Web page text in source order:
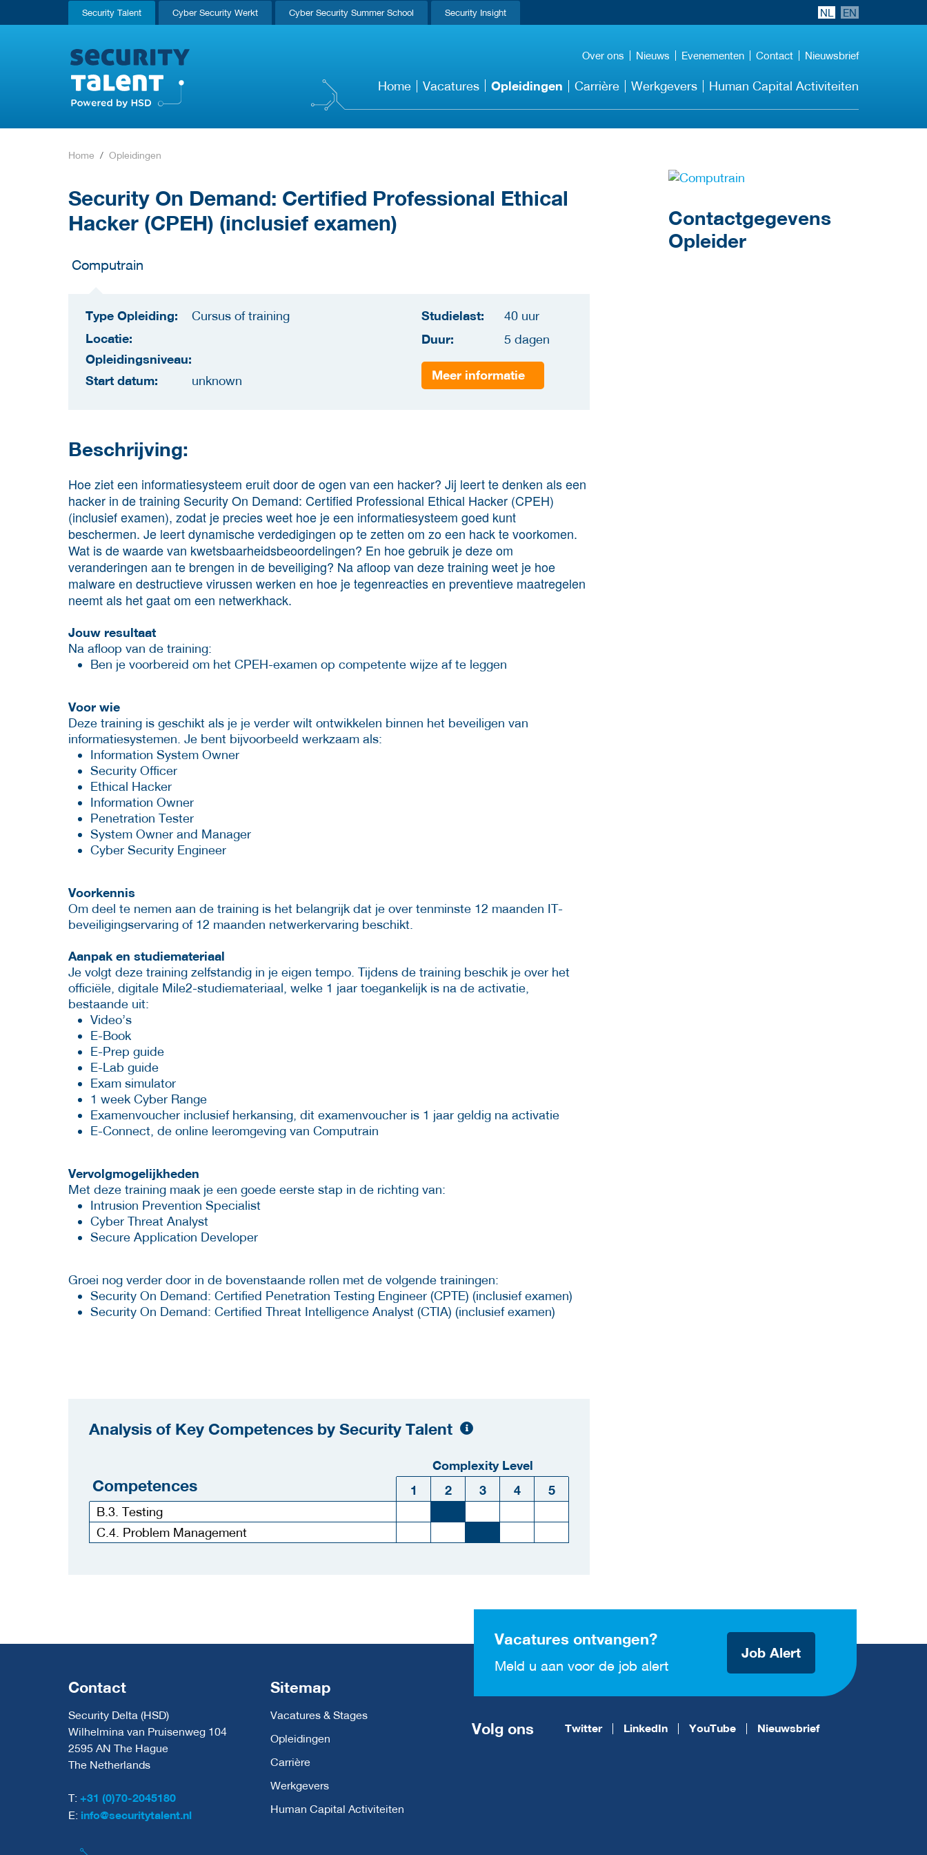
Security Talent Cyber Security Werkt Cyber Security Summer School Security Insight NL EN
Over ons Nieuws Evenementen Contact Nieuwsbrief
Home Vacatures Opleidingen Carrière Werkgevers Human Capital Activiteiten
Home Opleidingen
Security On Demand: Certified Professional Ethical
Hacker (CPEH) (inclusief examen)
Computrain
Type Opleiding: Cursus of training
Locatie:
Opleidingsniveau:
Start datum:
unknown
Studielast: 40 uur
Duur: 5 dagen
Meer informatie
Beschrijving:
Hoe ziet een informatiesysteem eruit door de ogen van een hacker? Jij leert te denken als een
hacker in de training Security On Demand: Certified Professional Ethical Hacker (CPEH)
(inclusief examen), zodat je precies weet hoe je een informatiesysteem goed kunt
beschermen. Je leert dynamische verdedigingen op te zetten om zo een hack te voorkomen.
Wat is de waarde van kwetsbaarheidsbeoordelingen? En hoe gebruik je deze om
veranderingen aan te brengen in de beveiliging? Na afloop van deze training weet je hoe
malware en destructieve virussen werken en hoe je tegenreacties en preventieve maatregelen
neemt als het gaat om een ​​netwerkhack.
Jouw resultaat
Na afloop van de training:
Ben je voorbereid om het CPEH-examen op competente wijze af te leggen
Voor wie
Deze training is geschikt als je je verder wilt ontwikkelen binnen het beveiligen van
informatiesystemen. Je bent bijvoorbeeld werkzaam als:
Information System Owner
Security Officer
Ethical Hacker
Information Owner
Penetration Tester
System Owner and Manager
Cyber Security Engineer
Voorkennis
Om deel te nemen aan de training is het belangrijk dat je over tenminste 12 maanden IT-
beveiligingservaring of 12 maanden netwerkervaring beschikt.
Aanpak en studiemateriaal
Je volgt deze training zelfstandig in je eigen tempo. Tijdens de training beschik je over het
officiële, digitale Mile2-studiemateriaal, welke 1 jaar toegankelijk is na de activatie,
bestaande uit:
Video’s
E-Book
E-Prep guide
E-Lab guide
Exam simulator
1 week Cyber Range
Examenvoucher inclusief herkansing, dit examenvoucher is 1 jaar geldig na activatie
E-Connect, de online leeromgeving van Computrain
Vervolgmogelijkheden
Met deze training maak je een goede eerste stap in de richting van:
Intrusion Prevention Specialist
Cyber Threat Analyst
Secure Application Developer
Groei nog verder door in de bovenstaande rollen met de volgende trainingen:
Security On Demand: Certified Penetration Testing Engineer (CPTE) (inclusief examen)
Security On Demand: Certified Threat Intelligence Analyst (CTIA) (inclusief examen)
Analysis of Key Competences by Security Talent
Complexity Level
Competences 1 2 3 4 5
B.3. Testing
C.4. Problem Management
over deze opleider
Contactgegevens
Opleider
Vacatures ontvangen?
Meld u aan voor de job alert
Job Alert
Contact
Security Delta (HSD)
Wilhelmina van Pruisenweg 104
2595 AN The Hague
The Netherlands
T: +31 (0)70-2045180
E: info@securitytalent.nl
Sitemap
Vacatures & Stages
Opleidingen
Carrière
Werkgevers
Human Capital Activiteiten
Volg ons Twitter LinkedIn YouTube Nieuwsbrief